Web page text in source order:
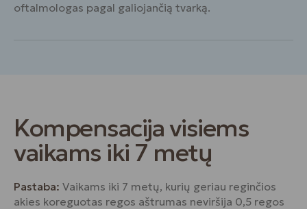
oftalmologas pagal galiojančią tvarką.
Kompensacija visiems
vaikams iki 7 metų
Pastaba: Vaikams iki 7 metų, kurių geriau reginčios
akies koreguotas regos aštrumas neviršija 0,5 regos